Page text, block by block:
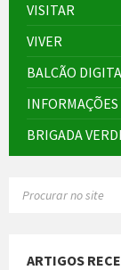
VISITAR
VIVER
BALCÃO
BRIGADA
ARTIGOS